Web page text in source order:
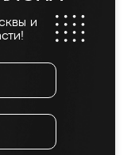
и